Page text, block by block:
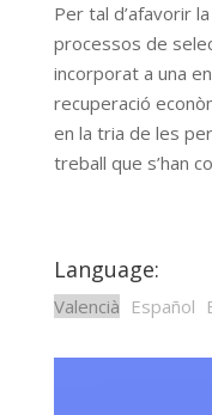
Per tal d’afavorir
processos de
incorporat a una
recuperació
en la tria de les
treball que s’han
Language:
Valencià Español